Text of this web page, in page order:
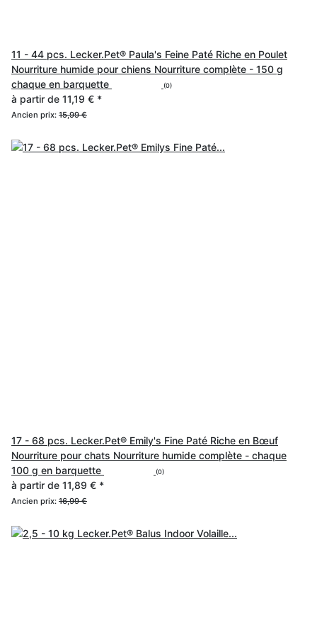
11 - 44 pcs. Lecker.Pet® Paula's Feine Paté Riche en Poulet
Nourriture humide pour chiens Nourriture complète - 150 g
chaque en barquette
(0)
à partir de 11,19 € *
Ancien prix: 15,99 €
17 - 68 pcs. Lecker.Pet® Emily's Fine Paté Riche en Bœuf
Nourriture pour chats Nourriture humide complète - chaque
100 g en barquette
(0)
à partir de 11,89 € *
Ancien prix: 16,99 €